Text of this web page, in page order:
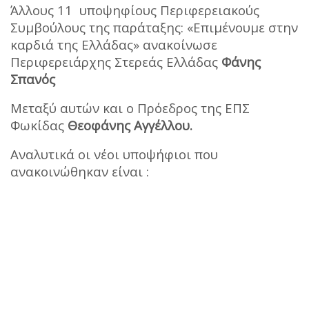
Άλλους 11 υποψηφίους Περιφερειακούς
Συμβούλους της παράταξης: «Επιμένουμε στην
καρδιά της Ελλάδας» ανακοίνωσε
Περιφερειάρχης Στερεάς Ελλάδας Φάνης
Σπανός
Μεταξύ αυτών και ο Πρόεδρος της ΕΠΣ
Φωκίδας Θεοφάνης Αγγέλλου.
Αναλυτικά οι νέοι υποψήφιοι που
ανακοινώθηκαν είναι :